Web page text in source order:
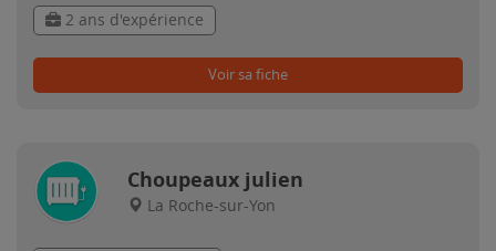
2 ans d'expérience
Voir sa fiche
Choupeaux julien
La Roche-sur-Yon